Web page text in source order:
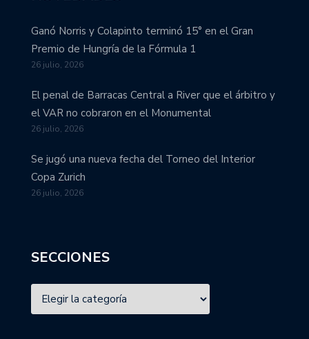
Ganó Norris y Colapinto terminó 15° en el Gran
Premio de Hungría de la Fórmula 1
26 julio, 2026
El penal de Barracas Central a River que el árbitro y
el VAR no cobraron en el Monumental
26 julio, 2026
Se jugó una nueva fecha del Torneo del Interior
Copa Zurich
26 julio, 2026
SECCIONES